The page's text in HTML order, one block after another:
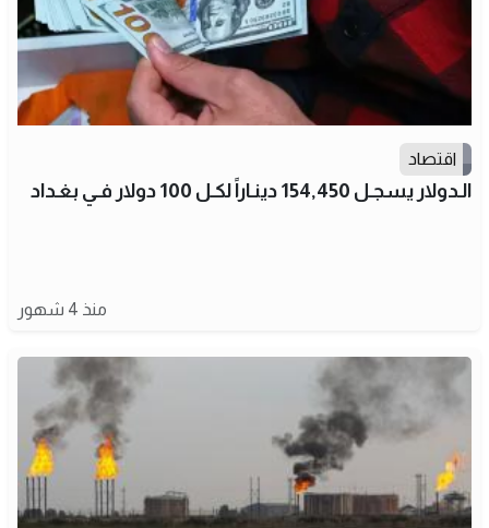
اقتصاد
الـدولار يسجـل 154,450 دينـاراً لكـل 100 دولار فـي بغـداد
منذ 4 شهور